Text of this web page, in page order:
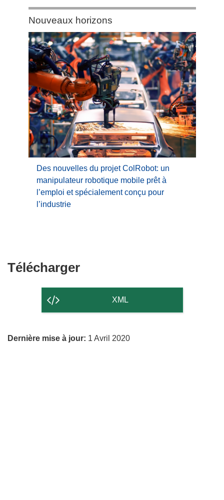
Category:
Nouveaux
horizons
Nouveaux horizons
Des nouvelles du projet ColRobot: un
manipulateur robotique mobile prêt à
l’emploi et spécialement conçu pour
l’industrie
TéléchargerTélécharger
contenu
de
page
XML
Dernière mise à jour: 1 Avril 2020